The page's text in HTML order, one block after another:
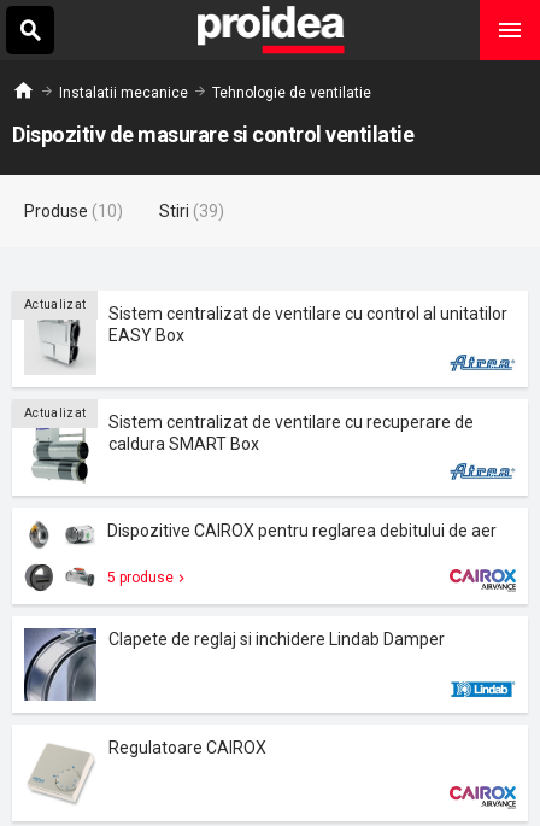
Instalatii mecanice Tehnologie de ventilatie
Dispozitiv de masurare si control ventilatie
Produse (10) Stiri (39)
Actualizat
Sistem centralizat de ventilare cu control al unitatilor
EASY Box
Actualizat
Sistem centralizat de ventilare cu recuperare de
caldura SMART Box
Dispozitive CAIROX pentru reglarea debitului de aer
5 produse
Clapete de reglaj si inchidere Lindab Damper
Regulatoare CAIROX